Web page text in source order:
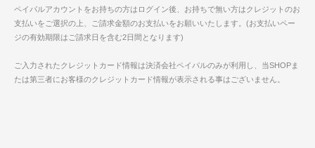
ペイパルアカウントをお持ちの方はログイン後、お持ちで無い方はクレジットのお
支払いをご選択の上、ご請求金額のお支払いをお願いいたします。(お支払いペー
ジの有効期限はご請求日を含む2日間となります)
ご入力されたクレジットカード情報は決済会社ペイパルのみが利用し、当SHOPま
たは第三者にお客様のクレジットカード情報が表示される事はございません。